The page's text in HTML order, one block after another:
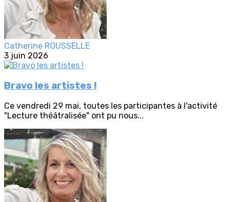
Catherine ROUSSELLE
3 juin 2026
Bravo les artistes !
Ce vendredi 29 mai, toutes les participantes à l'activité
"Lecture théâtralisée" ont pu nous...